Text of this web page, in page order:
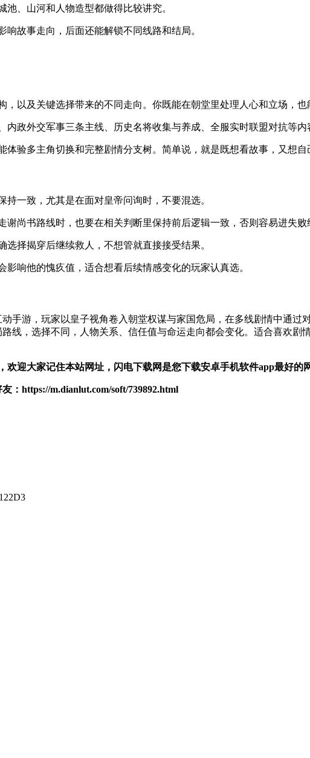
、山河和人物造型都做得比较讲究。
故事走向，后面还能解锁不同线路和结局。
以及关键选择带来的不同走向。你既能在朝堂里处理人心和立场，也
内政外交军事三条主线、历史名将收集与养成、全服实时联盟对抗等
验多主角切换和完整剧情分支树。简单说，就是既想看故事，又想自
一致，尤其是在面对皇帝问询时，不要混选。
尚书路线时，也要在相关判断里保持前后逻辑一致，否则容易进失败
择揭穿后继续救人，不想管就直接接受结果。
响他的愧疚值，适合想看后续情感变化的玩家认真选。
手游，玩家以皇子视角卷入朝堂权谋与家国危局，在多线剧情中通
线，选择不同，人物关系、信任值与命运走向都会变化。适合喜欢剧
迎大家记住本站网址，闪电下载网是您下载安卓手机软件app最好的
：https://m.dianlut.com/soft/739892.html